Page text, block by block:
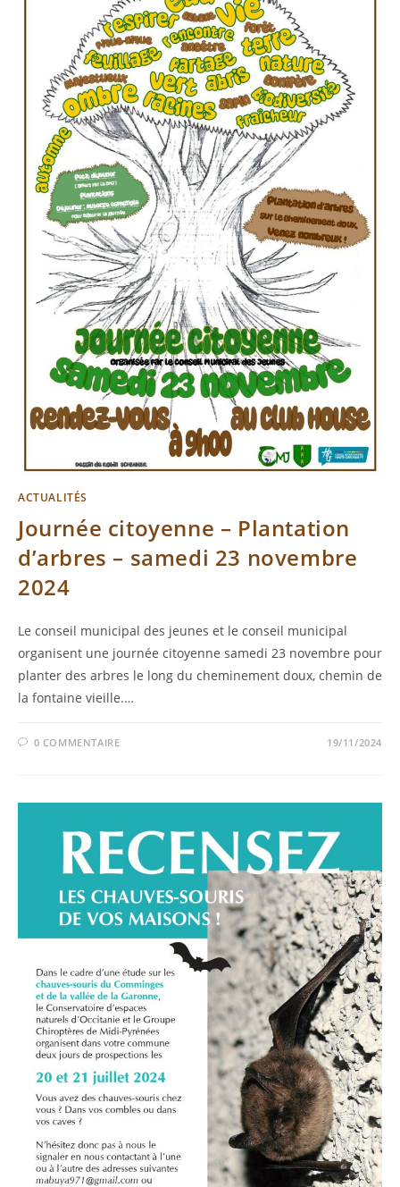
ACTUALITÉS
Journée citoyenne – Plantation
d’arbres – samedi 23 novembre
2024
Le conseil municipal des jeunes et le conseil municipal
organisent une journée citoyenne samedi 23 novembre pour
planter des arbres le long du cheminement doux, chemin de
la fontaine vieille.…
0 COMMENTAIRE 19/11/2024